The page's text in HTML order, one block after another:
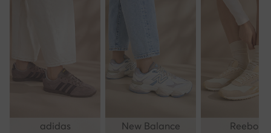
adidas New Balance Reebok